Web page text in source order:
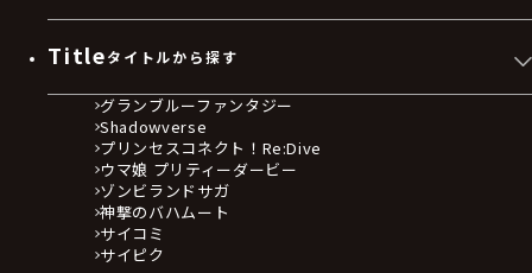
Titleタイトルから探す
グランブルーファンタジー
Shadowverse
プリンセスコネクト！Re:Dive
ウマ娘 プリティーダービー
ゾンビランドサガ
神撃のバハムート
サイコミ
サイピク